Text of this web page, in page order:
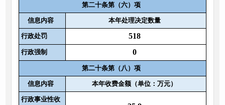
第二十条第（六）项
信息内容 本年处理决定数量
行政处罚 518
行政强制 0
第二十条第（八）项
信息内容 本年收费金额（单位：万元）
行政事业性收